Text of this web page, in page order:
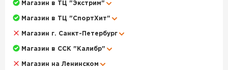
перегрузок, что может привести к ее повреждению или
даже аварии.
Батарейка ROBITON Profi R-CR2-BL1 CR2 – данный товар
доступен для заказа в интернет-магазине BigGame по
России. Для того, чтобы купить данный товар, положите
Магазин в ТЦ "Экстрим"
Магазин в ТЦ "СпортХит"
Магазин г. Санкт-Петербург
Магазин в ССК "Калибр"
Магазин на Ленинском